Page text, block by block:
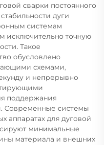
сварки постоянного
дуги
системам
исключительно точную
Такое
обусловлено
схемами,
и непрерывно
поддержания
Современные системы
аппаратах для дуговой
минимальные
материала и внешних